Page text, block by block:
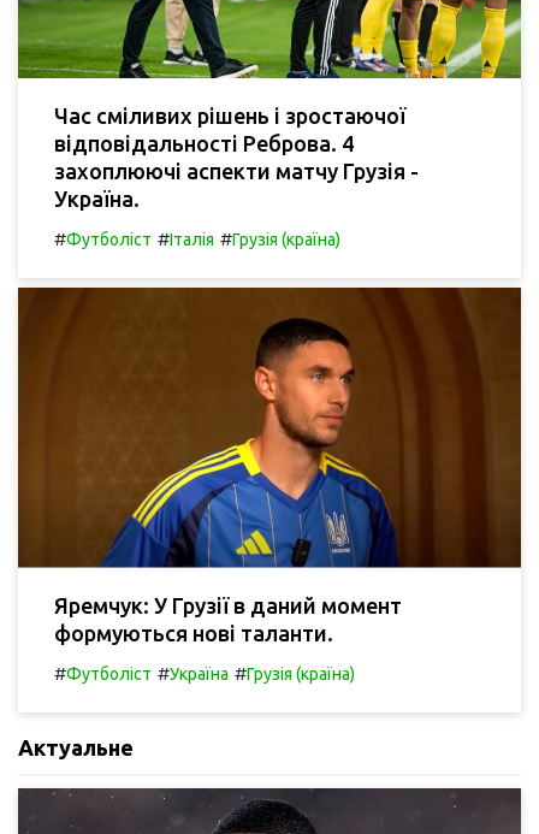
Час сміливих рішень і зростаючої
відповідальності Реброва. 4
захоплюючі аспекти матчу Грузія -
Україна.
#Футболіст #Італія #Грузія (країна)
Яремчук: У Грузії в даний момент
формуються нові таланти.
#Футболіст #Україна #Грузія (країна)
Актуальне